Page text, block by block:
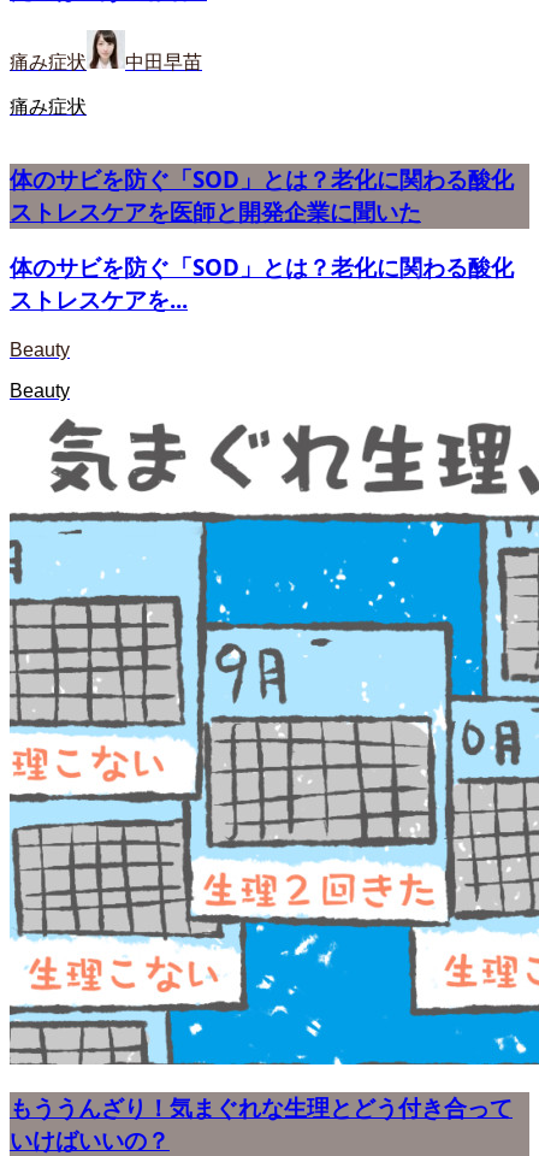
痛み症状 中田早苗
痛み症状
体のサビを防ぐ「SOD」とは？老化に関わる酸化
ストレスケアを医師と開発企業に聞いた
体のサビを防ぐ「SOD」とは？老化に関わる酸化
ストレスケアを...
Beauty
Beauty
もううんざり！気まぐれな生理とどう付き合って
いけばいいの？